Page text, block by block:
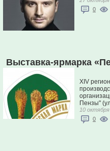
0
Выставка-ярмарка
XIV
Пензы"
10
0